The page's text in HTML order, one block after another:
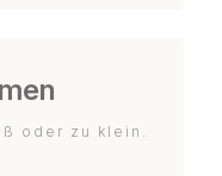
oder zu klein.